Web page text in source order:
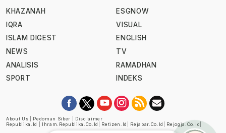
KHAZANAH
IQRA
ISLAM DIGEST
NEWS
ANALISIS
SPORT
ESGNOW
VISUAL
ENGLISH
TV
RAMADHAN
INDEKS
About Us Pedoman Siber
Disclaimer
Republika.id
Ihram.republika.co.id Retizen.id Rejabar.co.id Rejogja.co.id